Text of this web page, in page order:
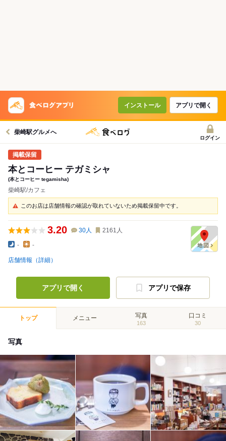
インストール アプリで開く
柴崎駅グルメへ
ログイン
本とコーヒー テガミシャ
(本とコーヒー tegamisha)
柴崎駅/カフェ
このお店は店舗情報の確認が取れていないため掲載保留中です。
3.20 30人 2161 人
- -
店舗情報（詳細）
アプリで開く アプリで保存
トップ メニュー 写真
163
口コミ
30
写真